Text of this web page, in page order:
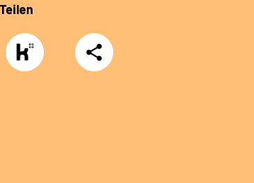
https://www.kununu.com/de/deutsche-
rentenversicherung-
nordbayern6
Teilen